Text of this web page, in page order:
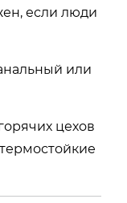
если люди
или
цехов